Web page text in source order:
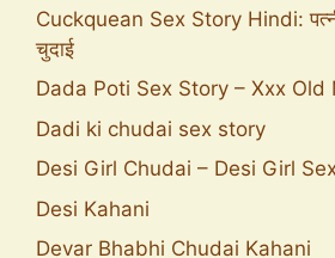
Cuckquean Sex Story Hindi:
चुदाई
Dada Poti Sex Story – Xxx Old
Dadi ki chudai sex story
Desi Girl Chudai – Desi Girl
Desi Kahani
Devar Bhabhi Chudai Kahani